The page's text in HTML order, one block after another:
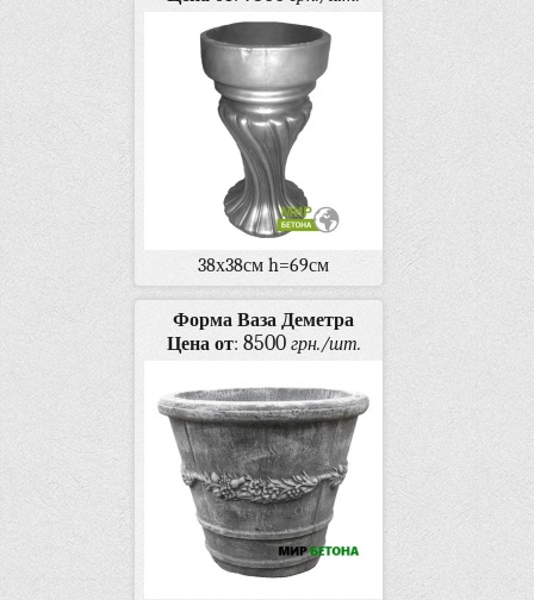
38х38см h=69см
Форма Ваза Деметра
Цена от: 8500 грн./шт.